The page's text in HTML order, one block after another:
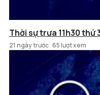
Thời sự trưa 11h30 thứ
21 ngày trước 65 lượt xem